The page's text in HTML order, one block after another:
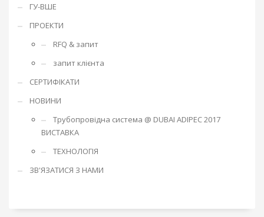
ГУ-ВШЕ
ПРОЕКТИ
RFQ & запит
запит клієнта
СЕРТИФІКАТИ
НОВИНИ
Трубопровідна система @ DUBAI ADIPEC 2017
ВИСТАВКА
ТЕХНОЛОГІЯ
ЗВ'ЯЗАТИСЯ З НАМИ